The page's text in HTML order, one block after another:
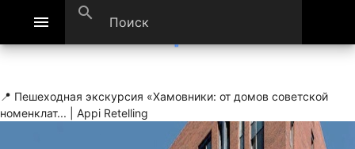
menu search
📍 Пешеходная экскурсия «Хамовники: от домов советской
номенклат... | Appi Retelling